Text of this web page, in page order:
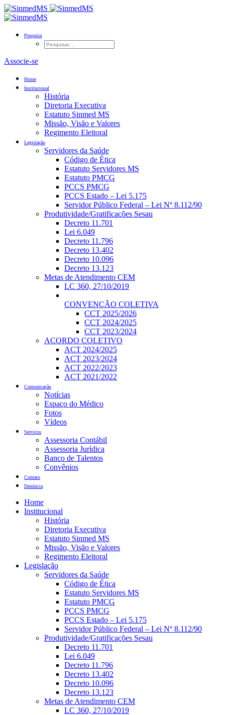
Pesquisa
Associe-se
Home
Institucional
História
Diretoria Executiva
Estatuto Sinmed MS
Missão, Visão e Valores
Regimento Eleitoral
Legislação
Servidores da Saúde
Código de Ética
Estatuto Servidores MS
Estatuto PMCG
PCCS PMCG
PCCS Estado – Lei 5.175
Servidor Público Federal – Lei Nº 8.112/90
Produtividade/Gratificações Sesau
Decreto 11.701
Lei 6.049
Decreto 11.796
Decreto 13.402
Decreto 10.096
Decreto 13.123
Metas de Atendimento CEM
LC 360, 27/10/2019
CONVENÇÃO COLETIVA
CCT 2025/2026
CCT 2024/2025
CCT 2023/2024
ACORDO COLETIVO
ACT 2024/2025
ACT 2023/2024
ACT 2022/2023
ACT 2021/2022
Comunicação
Notícias
Espaço do Médico
Fotos
Vídeos
Serviços
Assessoria Contábil
Assessoria Jurídica
Banco de Talentos
Convênios
Contato
Denúncia
Home
Institucional
História
Diretoria Executiva
Estatuto Sinmed MS
Missão, Visão e Valores
Regimento Eleitoral
Legislação
Servidores da Saúde
Código de Ética
Estatuto Servidores MS
Estatuto PMCG
PCCS PMCG
PCCS Estado – Lei 5.175
Servidor Público Federal – Lei Nº 8.112/90
Produtividade/Gratificações Sesau
Decreto 11.701
Lei 6.049
Decreto 11.796
Decreto 13.402
Decreto 10.096
Decreto 13.123
Metas de Atendimento CEM
LC 360, 27/10/2019